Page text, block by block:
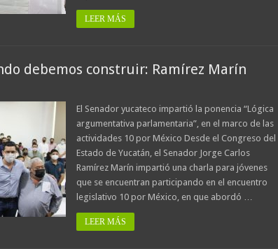
LEER MÁS
debemos construir: Ramírez Marín
El Senador yucateco impartió la ponencia “Lógica
argumentativa parlamentaria”, en el marco de las
actividades 10 por México Desde el Congreso del
Estado de Yucatán, el Senador Jorge Carlos
Ramírez Marín impartió una charla para jóvenes
que se encuentran participando en el encuentro
legislativo 10 por México, en que abordó …
LEER MÁS